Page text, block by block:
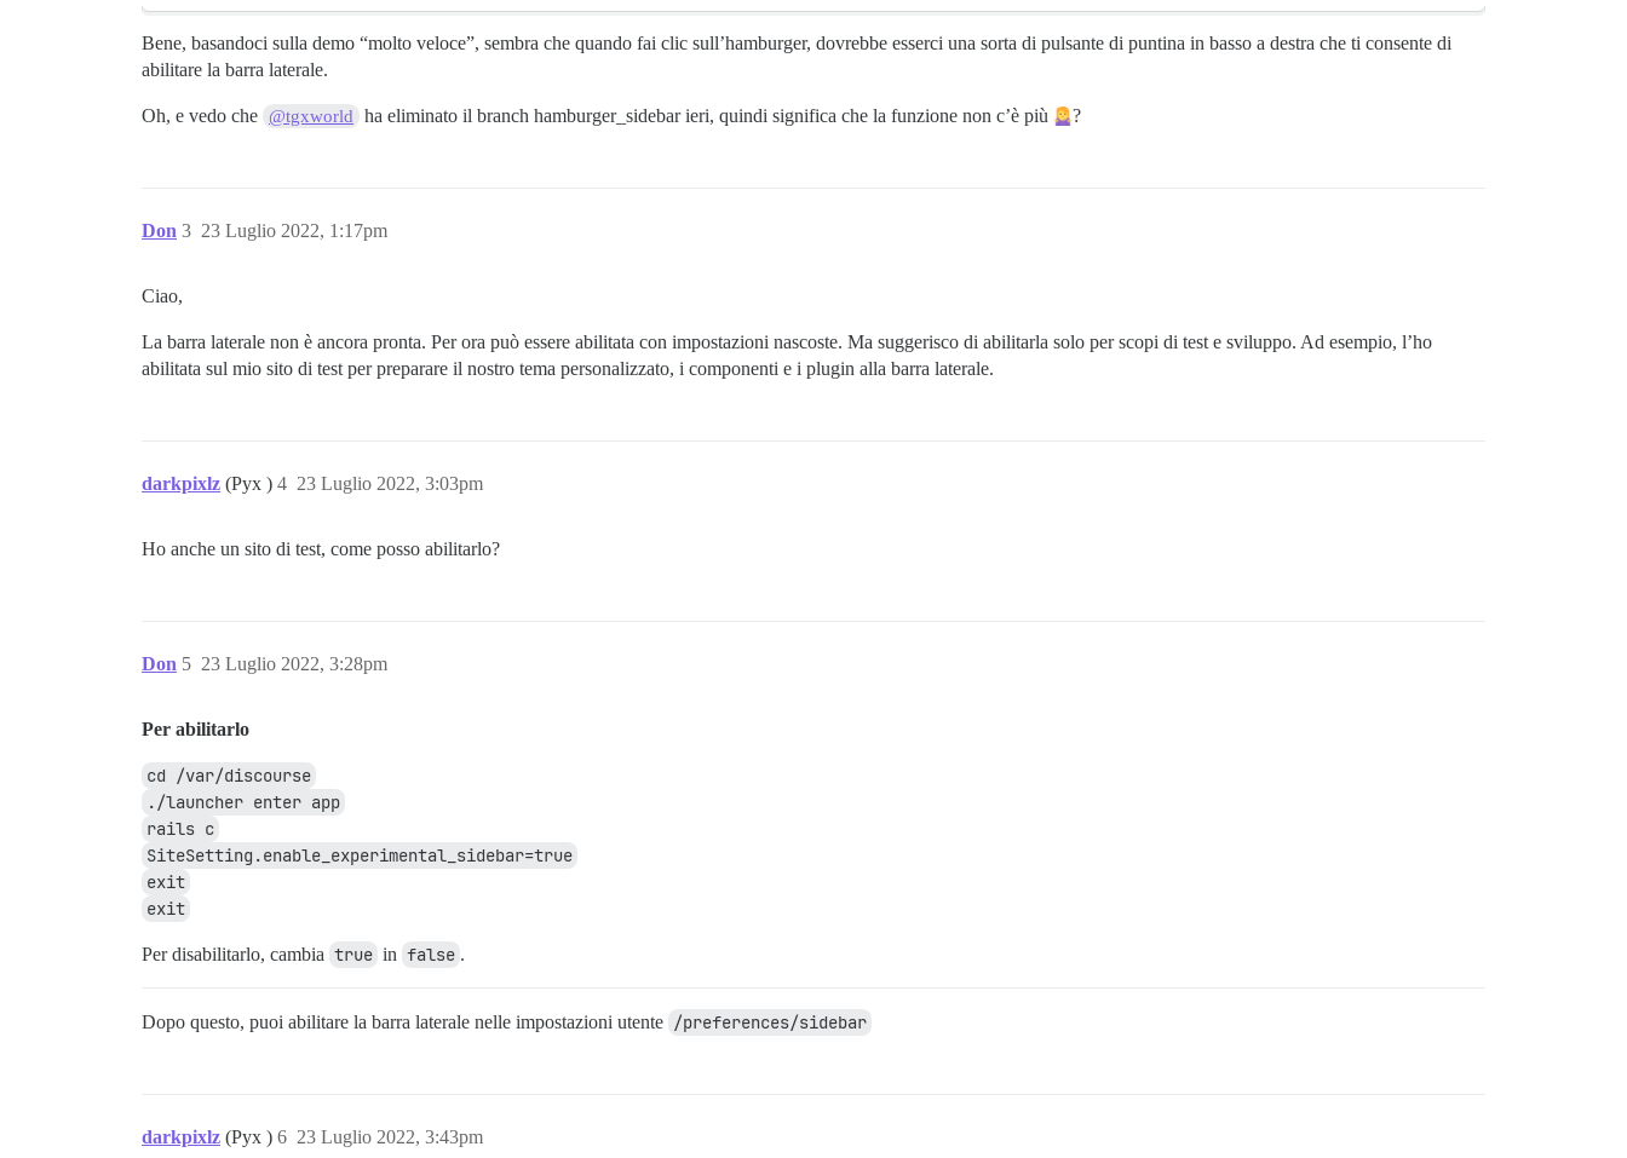
Bene, basandoci sulla demo “molto veloce”, sembra che quando fai clic sull’hamburger, dovrebbe esserci una sorta di pulsante di puntina in basso a destra che ti consente di
abilitare la barra laterale.
Oh, e vedo che @tgxworld ha eliminato il branch hamburger_sidebar ieri, quindi significa che la funzione non c’è più ?
Don 23 Luglio 2022, 1:17pm
3
Ciao,
La barra laterale non è ancora pronta. Per ora può essere abilitata con impostazioni nascoste. Ma suggerisco di abilitarla solo per scopi di test e sviluppo. Ad esempio, l’ho
abilitata sul mio sito di test per preparare il nostro tema personalizzato, i componenti e i plugin alla barra laterale.
darkpixlz (Pyx ) 23 Luglio 2022, 3:03pm
4
Ho anche un sito di test, come posso abilitarlo?
Don 23 Luglio 2022, 3:28pm
5
Per abilitarlo
cd /var/discourse
./launcher enter app
rails c
SiteSetting.enable_experimental_sidebar=true
exit
exit
Per disabilitarlo, cambia true in false .
Dopo questo, puoi abilitare la barra laterale nelle impostazioni utente /preferences/sidebar
darkpixlz (Pyx ) 23 Luglio 2022, 3:43pm
6